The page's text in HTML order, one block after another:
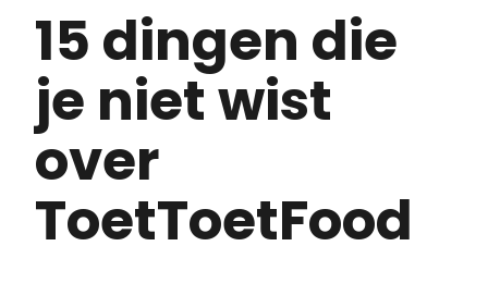
15 dingen die
je niet wist
over
ToetToetFood